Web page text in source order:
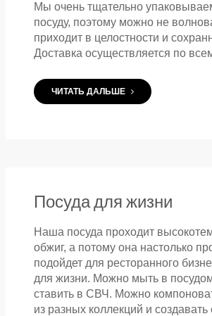
Мы очень тщательно
посуду, поэтому можно не
приходит в целостности и
Доставка осуществляется по
ЧИТАТЬ ДАЛЬШЕ
Посуда для жизни
Наша посуда проходит
обжиг, а потому она настолько
подойдет для ресторанного
для жизни. Можно мыть в
ставить в СВЧ. Можно
из разных коллекций и